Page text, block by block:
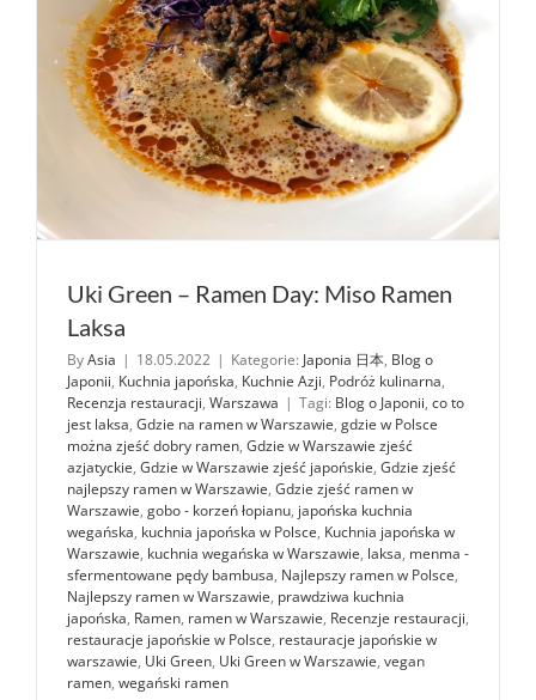
Uki Green – Ramen Day: Miso Ramen
Laksa
ByAsia | 18.05.2022 | Kategorie: Japonia 日本, Blog o
Japonii, Kuchnia japońska, Kuchnie Azji, Podróż kulinarna,
Recenzja restauracji, Warszawa | Tagi: Blog o Japonii, co to
jest laksa, Gdzie na ramen w Warszawie, gdzie w Polsce
można zjeść dobry ramen, Gdzie w Warszawie zjeść
azjatyckie, Gdzie w Warszawie zjeść japońskie, Gdzie zjeść
najlepszy ramen w Warszawie, Gdzie zjeść ramen w
Warszawie, gobo - korzeń łopianu, japońska kuchnia
wegańska, kuchnia japońska w Polsce, Kuchnia japońska w
Warszawie, kuchnia wegańska w Warszawie, laksa, menma -
sfermentowane pędy bambusa, Najlepszy ramen w Polsce,
Najlepszy ramen w Warszawie, prawdziwa kuchnia
japońska, Ramen, ramen w Warszawie, Recenzje restauracji,
restauracje japońskie w Polsce, restauracje japońskie w
warszawie, Uki Green, Uki Green w Warszawie, vegan
ramen, wegański ramen